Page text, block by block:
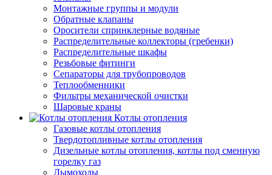
Монтажные группы и модули
Обратные клапаны
Оросители спринклерные водяные
Распределительные коллекторы (гребенки)
Распределительные шкафы
Резьбовые фитинги
Сепараторы для трубопроводов
Теплообменники
Фильтры механической очистки
Шаровые краны
Котлы отопления
Газовые котлы отопления
Твердотопливные котлы отопления
Дизельные котлы отопления, котлы под сменную
горелку газ
Дымоходы